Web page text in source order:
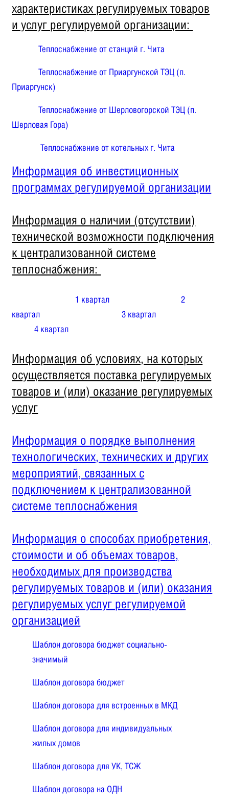
характеристиках регулируемых товаров
и услуг регулируемой организации:
Теплоснабжение от станций г. Чита
Теплоснабжение от Приаргунской ТЭЦ (п.
Приаргунск)
Теплоснабжение от Шерловогорской ТЭЦ (п.
Шерловая Гора)
Теплоснабжение от котельных г. Чита
Информация об инвестиционных
программах регулируемой организации
Информация о наличии (отсутствии)
технической возможности подключения
к централизованной системе
теплоснабжения:
1 квартал
2
квартал
3 квартал
4 квартал
Информация об условиях, на которых
осуществляется поставка регулируемых
товаров и (или) оказание регулируемых
услуг
Информация о порядке выполнения
технологических, технических и других
мероприятий, связанных с
подключением к централизованной
системе теплоснабжения
Информация о способах приобретения,
стоимости и об объемах товаров,
необходимых для производства
регулируемых товаров и (или) оказания
регулируемых услуг регулируемой
организацией
Шаблон договора бюджет социально-
значимый
Шаблон договора бюджет
Шаблон договора для встроенных в МКД
Шаблон договора для индивидуальных
жилых домов
Шаблон договора для УК, ТСЖ
Шаблон договора на ОДН